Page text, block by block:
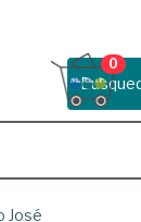
0
José